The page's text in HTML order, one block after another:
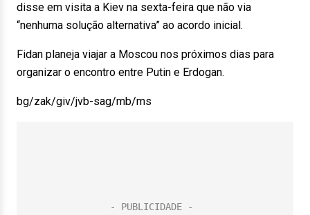
disse em visita a Kiev na sexta-feira que não via
“nenhuma solução alternativa” ao acordo inicial.
Fidan planeja viajar a Moscou nos próximos dias para
organizar o encontro entre Putin e Erdogan.
bg/zak/giv/jvb-sag/mb/ms